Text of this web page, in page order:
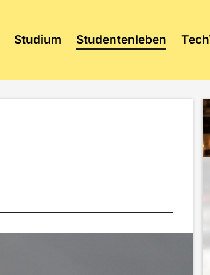
Studium Studentenleben